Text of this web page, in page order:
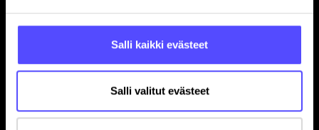
Salli kaikki evästeet
Salli valitut evästeet
Avoimet työpaikat
Ohjelmistokumppanuus
In English
Kuittien skannaus